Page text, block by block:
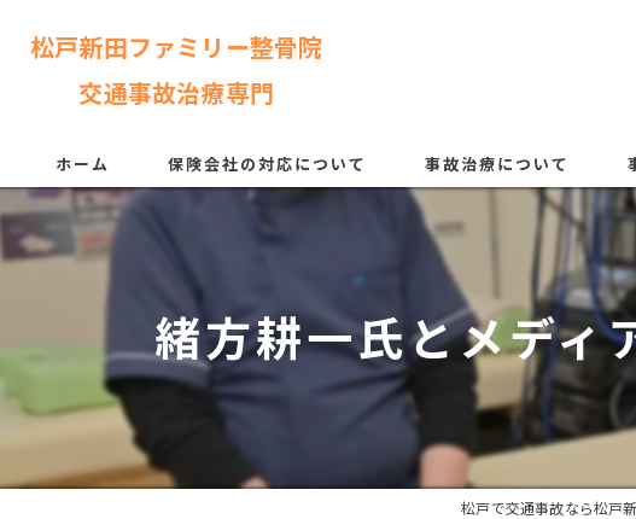
松戸新田ファミリー整骨院
交通事故治療専門
ホーム 保険会社の対応について 事故治療について
緒方耕一氏とメディ
松戸で交通事故なら松戸